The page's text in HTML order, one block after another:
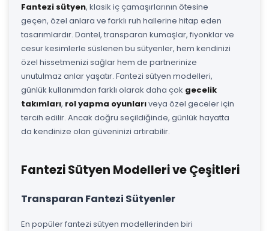
Fantezi sütyen, klasik iç çamaşırlarının ötesine
geçen, özel anlara ve farklı ruh hallerine hitap eden
tasarımlardır. Dantel, transparan kumaşlar, fiyonklar ve
cesur kesimlerle süslenen bu sütyenler, hem kendinizi
özel hissetmenizi sağlar hem de partnerinize
unutulmaz anlar yaşatır. Fantezi sütyen modelleri,
günlük kullanımdan farklı olarak daha çok gecelik
takımları, rol yapma oyunlarıveya özel geceler için
tercih edilir. Ancak doğru seçildiğinde, günlük hayatta
da kendinize olan güveninizi artırabilir.
Fantezi Sütyen Modelleri ve Çeşitleri
Transparan Fantezi Sütyenler
En popüler fantezi sütyen modellerinden biri